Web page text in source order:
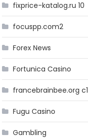
fixprice-katalog.ru 10
focuspp.com2
Forex News
Fortunica Casino
francebrainbee.org c1
Fugu Casino
Gambling